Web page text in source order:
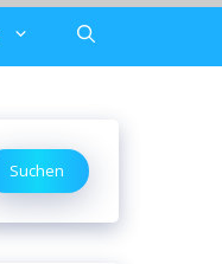
Suchen